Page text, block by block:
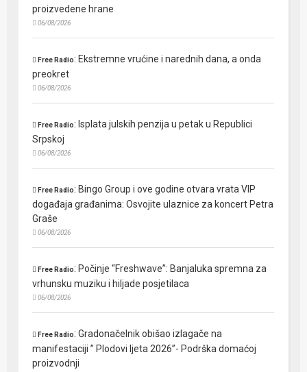
proizvedene hrane
06/08/2026
Free Radio: Ekstremne vrućine i narednih dana, a onda
preokret
06/08/2026
Free Radio: Isplata julskih penzija u petak u Republici
Srpskoj
06/08/2026
Free Radio: Bingo Group i ove godine otvara vrata VIP
događaja građanima: Osvojite ulaznice za koncert Petra
Graše
06/08/2026
Free Radio: Počinje “Freshwave”: Banjaluka spremna za
vrhunsku muziku i hiljade posjetilaca
06/08/2026
Free Radio:Gradonačelnik obišao izlagače na
manifestaciji ” Plodovi ljeta 2026”- Podrška domaćoj
proizvodnji